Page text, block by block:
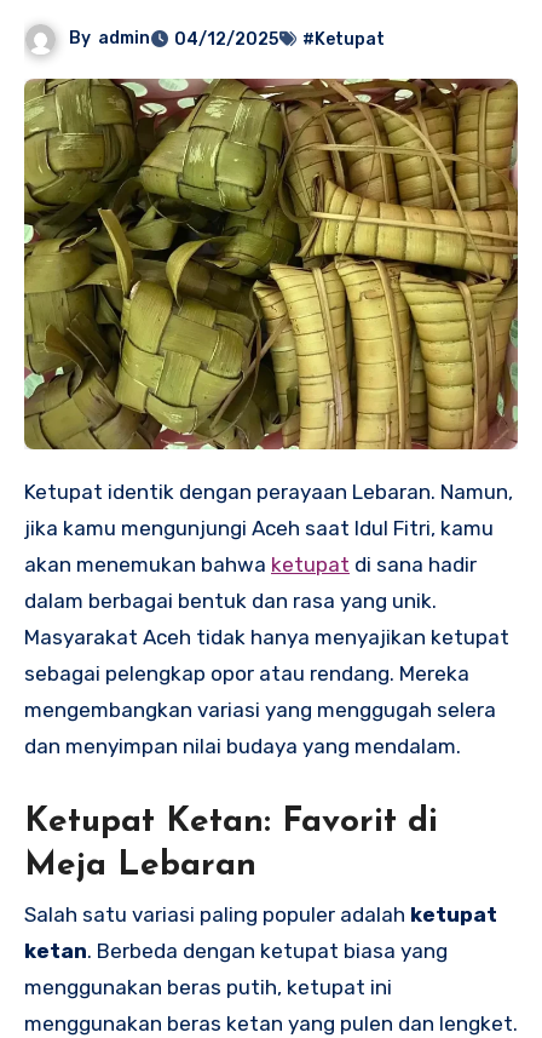
By admin 04/12/2025 #Ketupat
Ketupat identik dengan perayaan Lebaran. Namun,
jika kamu mengunjungi Aceh saat Idul Fitri, kamu
akan menemukan bahwa ketupat di sana hadir
dalam berbagai bentuk dan rasa yang unik.
Masyarakat Aceh tidak hanya menyajikan ketupat
sebagai pelengkap opor atau rendang. Mereka
mengembangkan variasi yang menggugah selera
dan menyimpan nilai budaya yang mendalam.
Ketupat Ketan: Favorit di
Meja Lebaran
Salah satu variasi paling populer adalah ketupat
ketan. Berbeda dengan ketupat biasa yang
menggunakan beras putih, ketupat ini
menggunakan beras ketan yang pulen dan lengket.